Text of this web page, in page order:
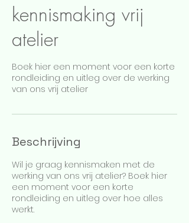
kennismaking vrij
atelier
Boek hier een moment voor een korte
rondleiding en uitleg over de werking
van ons vrij atelier
Beschrijving
Wil je graag kennismaken met de
werking van ons vrij atelier? Boek hier
een moment voor een korte
rondleiding en uitleg over hoe alles
werkt.